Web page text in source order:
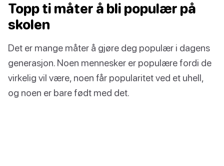
Topp ti måter å bli populær på
skolen
Det er mange måter å gjøre deg populær i dagens
generasjon. Noen mennesker er populære fordi de
virkelig vil være, noen får popularitet ved et uhell,
og noen er bare født med det.